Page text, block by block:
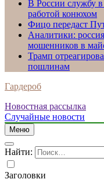
В России службу
работой конюхом
Фицо передаст
Аналитики:
мошенников в
Трамп
пошлинам
Гардероб
Новостная рассылка
Случайные новости
Меню
Найти:
Заголовки